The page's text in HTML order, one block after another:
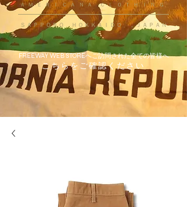
​ＡＭＥＲＩＣＡＮＡ ＣＬＯＴＨＩＮＧ
ＳＡＰＰＯＲＯ ＨＯＫＫＡＩＤＯ ，ＪＡＰＡＮ
FREEWAY WEB STOREへご訪問された全ての皆様へ
こちらをご確認ください